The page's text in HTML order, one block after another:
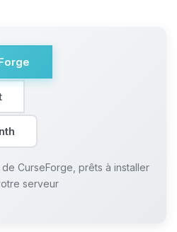
CurseForge, prêts à installer
serveur